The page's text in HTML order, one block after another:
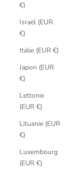
€)
Israël (EUR
€)
Italie (EUR €)
Japon (EUR
€)
Lettonie
(EUR €)
Lituanie (EUR
€)
Luxembourg
(EUR €)